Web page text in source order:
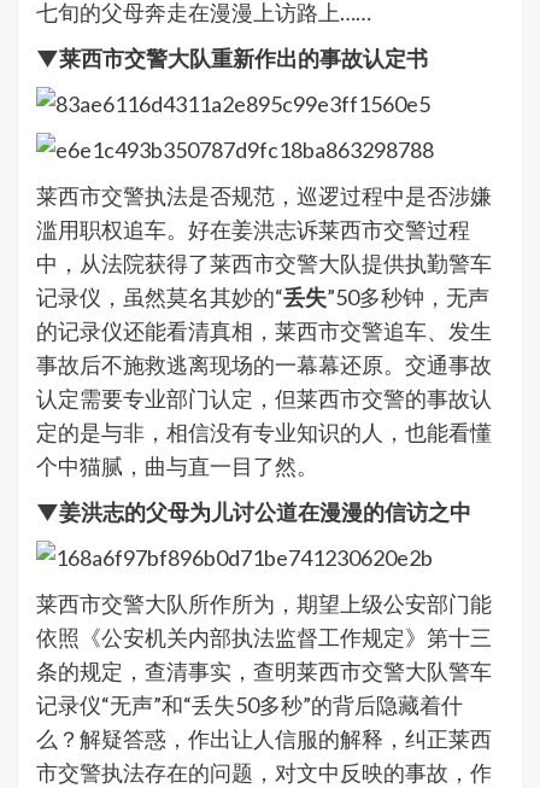
七旬的父母奔走在漫漫上访路上……
▼莱西市交警大队重新作出的事故认定书
莱西市交警执法是否规范，巡逻过程中是否涉嫌
滥用职权追车。好在姜洪志诉莱西市交警过程
中，从法院获得了莱西市交警大队提供执勤警车
记录仪，虽然莫名其妙的“丢失”50多秒钟，无声
的记录仪还能看清真相，莱西市交警追车、发生
事故后不施救逃离现场的一幕幕还原。交通事故
认定需要专业部门认定，但莱西市交警的事故认
定的是与非，相信没有专业知识的人，也能看懂
个中猫腻，曲与直一目了然。
▼姜洪志的父母为儿讨公道在漫漫的信访之中
莱西市交警大队所作所为，期望上级公安部门能
依照《公安机关内部执法监督工作规定》第十三
条的规定，查清事实，查明莱西市交警大队警车
记录仪“无声”和“丢失50多秒”的背后隐藏着什
么？解疑答惑，作出让人信服的解释，纠正莱西
市交警执法存在的问题，对文中反映的事故，作